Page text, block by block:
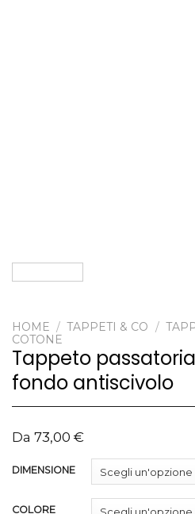
HOME / TAPPETI & CO /
COTONE
Tappeto
fondo antiscivolo
Da 73,00 €
DIMENSIONE
COLORE